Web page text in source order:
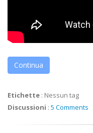
Continua
Etichette : Nessun tag
Discussioni : 5 Comments